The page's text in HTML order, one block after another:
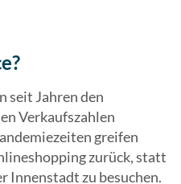
seit Jahren den
Verkaufszahlen
greifen
zurück, statt
Innenstadt zu besuchen.